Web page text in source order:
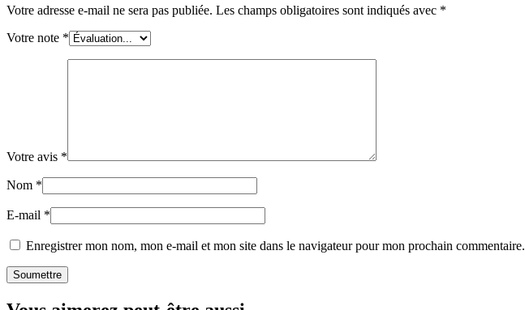
Votre adresse e-mail ne sera pas publiée. Les champs obligatoires sont indiqués avec *
Votre note *
Votre avis *
Nom *
E-mail *
Enregistrer mon nom, mon e-mail et mon site dans le navigateur pour mon prochain commentaire.